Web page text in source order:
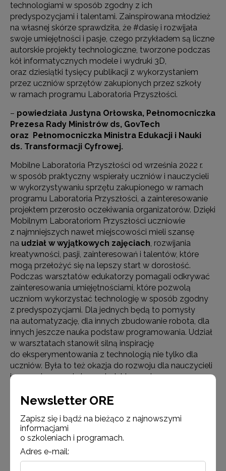
technologiami w sposób zgodny z ich
predyspozycjami i talentami. Zainspirowana młodzież
na własnej skórze sprawdziła, że #dasię i rozwijała
swoje umiejętności i pasje, czego przykładem są liczne
autorskie projekty technologiczne, tworzone podczas
kół informatycznych modele i wydruki 3D,
oraz dziesiątki tysięcy publikacji z wykorzystaniem
przez uczniów sprzętów zakupionych przez szkoły
w ramach programu Laboratoria Przyszłości.
– powiedziała Justyna Orłowska, Pełnomocniczka
Prezesa Rady Ministrów ds, GovTech
oraz Pełnomocniczka Ministra Edukacji i Nauki
ds. Transformacji Cyfrowej.
Mobilne Laboratoria Przyszłości od września 2022 r.
w sposób praktyczny wspierały uczniów i nauczycieli
w wykorzystywaniu sprzętu zakupionego w ramach
programu Laboratoria Przyszłości, a zainteresowanie
projektem przerosło oczekiwania organizatorów. Dzięki
Mobilnym Laboratoriom Przyszłości uczniowie
z najmniejszych nawet miejscowości mieli szansę
na udział w wyjątkowych zajęciach, rozwijania
kreatywności, pasji, zainteresowań i talentów, które
mogą przełożyć się na lepszy start w dorosłość.
Podczas warsztatów edukatorzy pomagali odkrywać
zainteresowania umiejętnościami, które pozwolą
uczniom wykorzystać technologię w sposób zgodny
z predyspozycjami. Dla jednych będą to pomysły
na automatyzację, dla innych zbudowanie robota, dla
innych jeszcze nauka podstaw programowania. Udział
w warsztatach stanowił silną inspirację
do eksperymentowania z technologią nie tylko dla
uczniów. Była to też okazja do rozwoju dla nauczycieli
i wsparcie rozwoju bazy dydaktycznej.
Ogromnie cieszę się, że Instytut Badań Edukacyjnych
stał się częścią technologicznej rewolucji, która dzięki
Laboratoriom Przyszłości ma miejsce w polskich
szkołach. Jednoznacznie pozytywne reakcje uczniów
i nauczycieli, którzy entuzjastycznie reagowali
na wizyty edukatorów Mobilnych Laboratoriów
Przyszłości w swoich szkołach potwierdzają,
Newsletter ORE
Zapisz się i bądź na bieżąco z najnowszymi
informacjami
o szkoleniach i programach.
Adres e-mail: